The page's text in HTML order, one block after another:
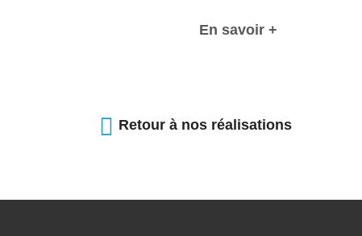
En savoir +
Retour à nos réalisations